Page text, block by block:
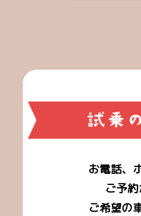
お電話、
ご予約
ご希望の